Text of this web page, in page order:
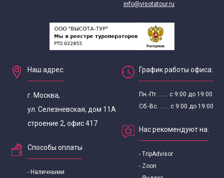
info@visotatour.ru
Наш адрес:
г. Москва,
ул. Селезневская, дом 11А
строение 2, офис 417
Способы оплаты
- Наличными
График работы офиса:
Пн.-Пт. ...... с 9:00 до 19:00
Сб.-Вс. ...... с 9:00 до 19:00
Нас рекомендуют на:
- TripAdvisor
- Zoon